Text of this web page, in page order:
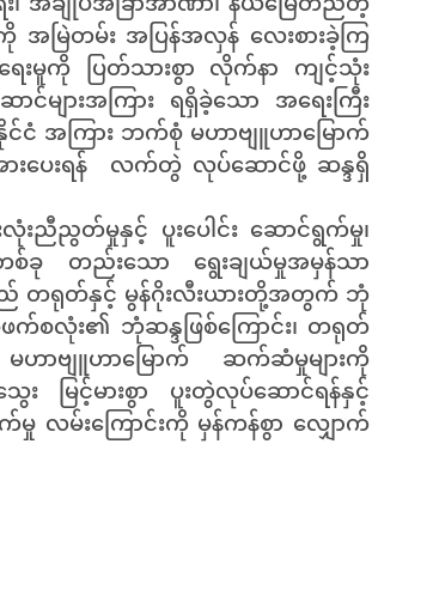
အမြဲတမ်း အပြန်အလှန် လေးစားခဲ့ကြ
းမူကို ပြတ်သားစွာ လိုက်နာ ကျင့်သုံး
များအကြား ရရှိခဲ့သော အရေးကြီး
အကြား ဘက်စုံ မဟာဗျူဟာမြောက်
ပေးရန် လက်တွဲ လုပ်ဆောင်ဖို့ ဆန္ဒရှိ
းညီညွတ်မှုနှင့် ပူးပေါင်း ဆောင်ရွက်မှု၊
တည်းသော ရွေးချယ်မှုအမှန်သာ
သည် တရုတ်နှင့် မွန်ဂိုးလီးယားတို့အတွက် ဘုံ
ဖက်စလုံး၏ ဘုံဆန္ဒဖြစ်ကြောင်း၊ တရုတ်
ာဗျူဟာမြောက် ဆက်ဆံမှုများကို
မြင့်မားစွာ ပူးတွဲလုပ်ဆောင်ရန်နှင့်
လမ်းကြောင်းကို မှန်ကန်စွာ လျှောက်